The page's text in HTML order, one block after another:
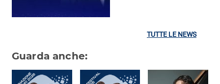
TUTTE LE NEWS
Guarda anche: